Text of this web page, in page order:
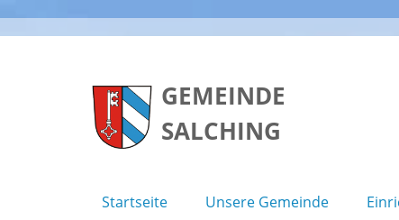
GEMEINDE
SALCHING
Startseite Unsere Gemeinde